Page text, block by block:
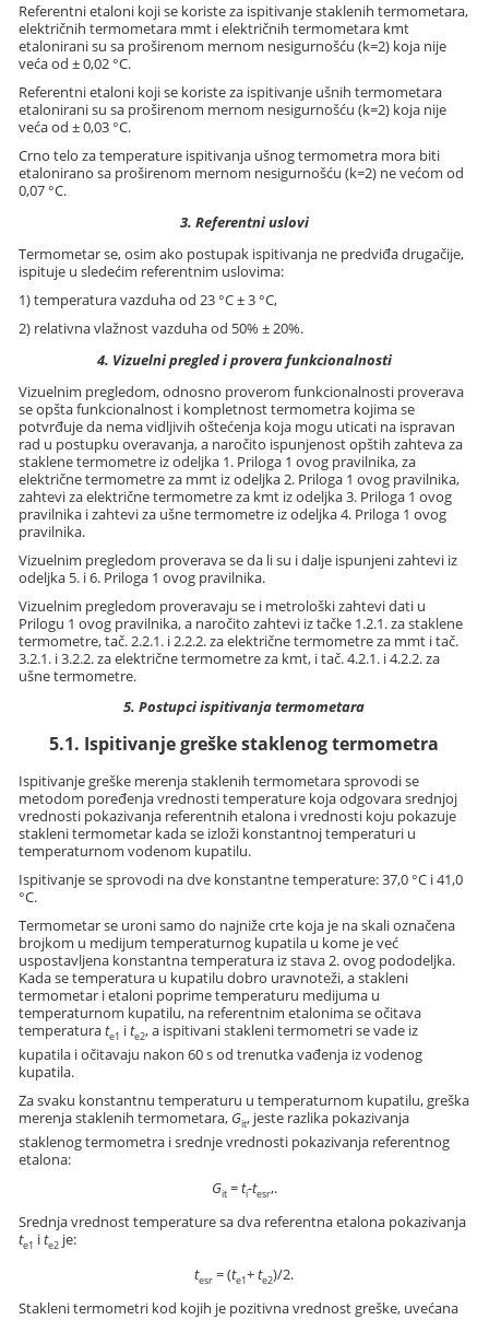
Referentni etaloni koji se koriste za ispitivanje staklenih termometara,
električnih termometara mmt i električnih termometara kmt
etalonirani su sa proširenom mernom nesigurnošću (k=2) koja nije
veća od ± 0,02 °C.
Referentni etaloni koji se koriste za ispitivanje ušnih termometara
etalonirani su sa proširenom mernom nesigurnošću (k=2) koja nije
veća od ± 0,03 °C.
Crno telo za temperature ispitivanja ušnog termometra mora biti
etalonirano sa proširenom mernom nesigurnošću (k=2) ne većom od
0,07 °C.
3. Referentni uslovi
Termometar se, osim ako postupak ispitivanja ne predviđa drugačije,
ispituje u sledećim referentnim uslovima:
1) temperatura vazduha od 23 °C ± 3 °C,
2) relativna vlažnost vazduha od 50% ± 20%.
4. Vizuelni pregled i provera funkcionalnosti
Vizuelnim pregledom, odnosno proverom funkcionalnosti proverava
se opšta funkcionalnost i kompletnost termometra kojima se
potvrđuje da nema vidljivih oštećenja koja mogu uticati na ispravan
rad u postupku overavanja, a naročito ispunjenost opštih zahteva za
staklene termometre iz odeljka 1. Priloga 1 ovog pravilnika, za
električne termometre za mmt iz odeljka 2. Priloga 1 ovog pravilnika,
zahtevi za električne termometre za kmt iz odeljka 3. Priloga 1 ovog
pravilnika i zahtevi za ušne termometre iz odeljka 4. Priloga 1 ovog
pravilnika.
Vizuelnim pregledom proverava se da li su i dalje ispunjeni zahtevi iz
odeljka 5. i 6. Priloga 1 ovog pravilnika.
Vizuelnim pregledom proveravaju se i metrološki zahtevi dati u
Prilogu 1 ovog pravilnika, a naročito zahtevi iz tačke 1.2.1. za staklene
termometre, tač. 2.2.1. i 2.2.2. za električne termometre za mmt i tač.
3.2.1. i 3.2.2. za električne termometre za kmt, i tač. 4.2.1. i 4.2.2. za
ušne termometre.
5. Postupci ispitivanja termometara
5.1. Ispitivanje greške staklenog termometra
Ispitivanje greške merenja staklenih termometara sprovodi se
metodom poređenja vrednosti temperature koja odgovara srednjoj
vrednosti pokazivanja referentnih etalona i vrednosti koju pokazuje
stakleni termometar kada se izloži konstantnoj temperaturi u
temperaturnom vodenom kupatilu.
Ispitivanje se sprovodi na dve konstantne temperature: 37,0 °C i 41,0
°C.
Termometar se uroni samo do najniže crte koja je na skali označena
brojkom u medijum temperaturnog kupatila u kome je već
uspostavljena konstantna temperatura iz stava 2. ovog pododeljka.
Kada se temperatura u kupatilu dobro uravnoteži, a stakleni
termometar i etaloni poprime temperaturu medijuma u
temperaturnom kupatilu, na referentnim etalonima se očitava
temperaturate1 ite2, a ispitivani stakleni termometri se vade iz
kupatila i očitavaju nakon 60 s od trenutka vađenja iz vodenog
kupatila.
Za svaku konstantnu temperaturu u temperaturnom kupatilu, greška
merenja staklenih termometara, Git, jeste razlika pokazivanja
staklenog termometra i srednje vrednosti pokazivanja referentnog
etalona:
Git =ti-tesr,.
Srednja vrednost temperature sa dva referentna etalona pokazivanja
te1 ite2 je:
tesr = (te1+te2)/2.
Stakleni termometri kod kojih je pozitivna vrednost greške, uvećana